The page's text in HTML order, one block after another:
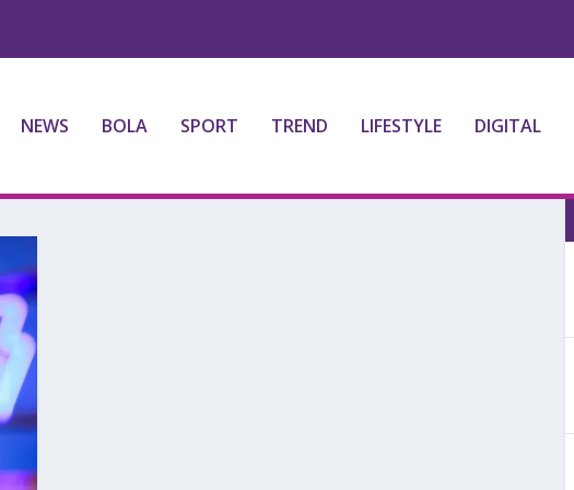
NEWS BOLA SPORT TREND LIFESTYLE DIGITAL